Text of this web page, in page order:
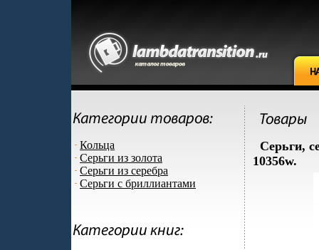
Кольца
Серьги из золота
Серьги из серебра
Серьги с бриллиантами
Серьги,
10356w.